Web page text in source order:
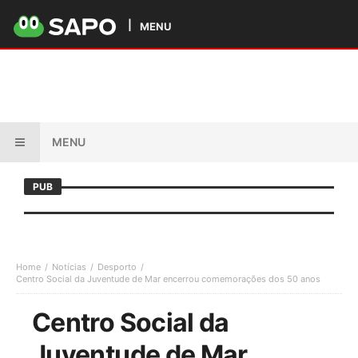
MENU
MENU
PUB
Home Notícias
Desporto
Centro Social da Juventude de Mar encerrou comemorações dos 50 anos
Centro Social da